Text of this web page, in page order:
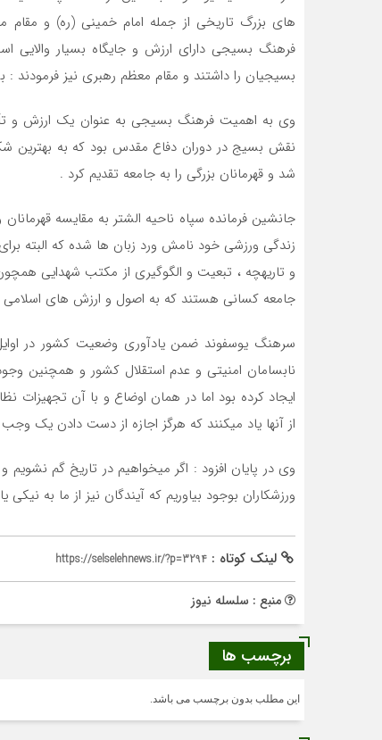
های بزرگ تاریخی از جمله امام خمینی (ره) و
فرهنگ بسیجی دارای ارزش و جایگاه بسیار والایی
بسیجیان را داشتند و مقام معظم رهبری نیز
وی به اهمیت فرهنگ بسیجی به عنوان یک ارزش و
نقش بسیج در دوران دفاع مقدس بود که به
شد و قهرمانان بزرگی را به جامعه تقدیم کرد .
جانشین فرمانده سپاه ناحیه الشتر به مقایسه
زندگی ورزشی خود نامش ورد زبان ها شده که البته
و تاریهچه ، تبعیت و الگوگیری از مکتب شهدایی
جامعه کسانی هستند که به اصول و ارزش های اسلامی
سرهنگ یوسفوند ضمن یادآوری وضعیت کشور در
نابسامان امنیتی و عدم استقلال کشور و همچنین
ایجاد کرده بود اما در همان اوضاع و با آن تجهیزات
از آنها یاد میکنند که هرگز اجازه از دست دادن یک
وی در پایان افزود : اگر میخواهیم در تاریخ گم
ورزشکاران بوجود بیاوریم که آیندگان نیز از ما به نیکی
لینک کوتاه : https://selselehnews.ir/?p=3294
منبع : سلسله نیوز
برچسب ها
این مطلب بدون برچسب می باشد.